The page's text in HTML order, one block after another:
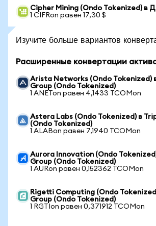
Cipher Mining (Ondo Tokenized) в
1 CIFRon равен 17,30 $
Изучите больше вариантов
Расширенные конвертации
Arista Networks (Ondo Tokenized)
Group (Ondo Tokenized)
1 ANETon равен 4,1433 TCOMon
Astera Labs (Ondo Tokenized) в
(Ondo Tokenized)
1 ALABon равен 7,1940 TCOMon
Aurora Innovation (Ondo
Group (Ondo Tokenized)
1 AURon равен 0,152362 TCOMon
Rigetti Computing (Ondo
Group (Ondo Tokenized)
1 RGTIon равен 0,371912 TCOMon